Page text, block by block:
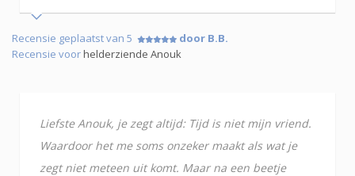
Recensie geplaatst van 5
door B.B.
Recensie voorhelderziende Anouk
Liefste Anouk, je zegt altijd: Tijd is niet mijn vriend.
Waardoor het me soms onzeker maakt als wat je
zegt niet meteen uit komt. Maar na een beetje